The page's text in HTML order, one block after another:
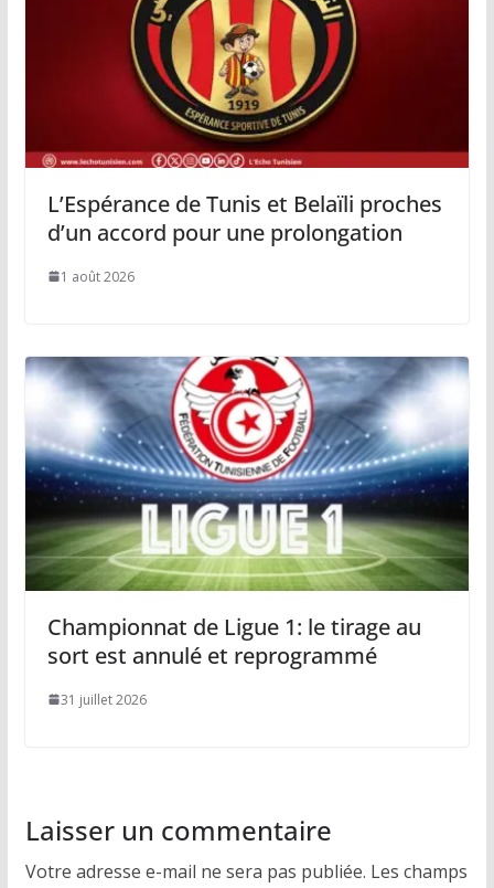
L’Espérance de Tunis et Belaïli proches
d’un accord pour une prolongation
1 août 2026
Championnat de Ligue 1: le tirage au
sort est annulé et reprogrammé
31 juillet 2026
Laisser un commentaire
Votre adresse e-mail ne sera pas publiée. Les champs